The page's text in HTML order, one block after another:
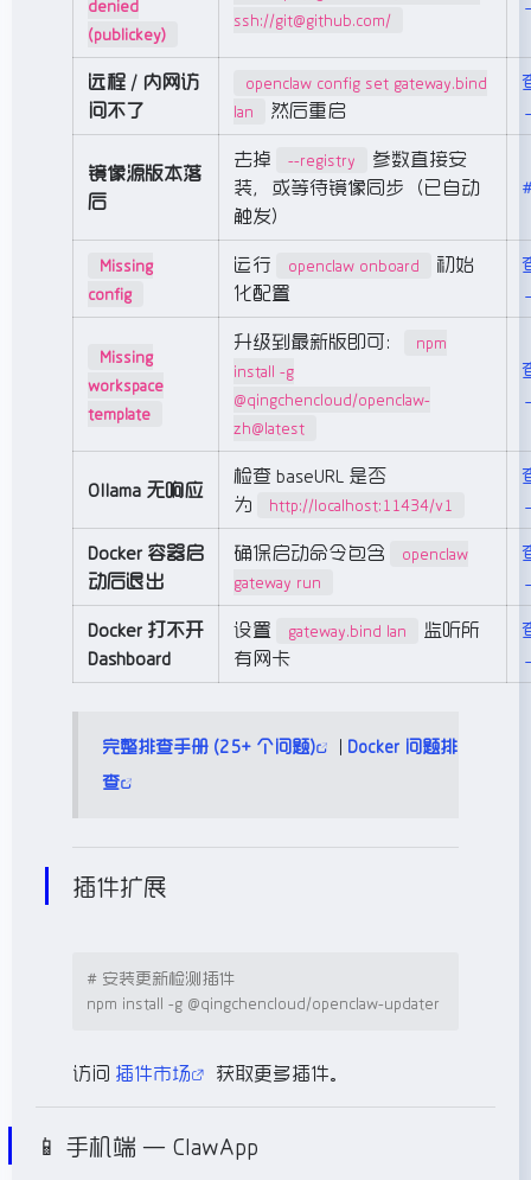
denied
(publickey)
ssh://git@github.com/
远程 / 内网访
问不了
openclaw config set gateway.bind
lan
然后重启
镜像源版本落
后
去掉 --registry
参数直接安
装，或等待镜像同步（已自动
触发）
Missing
config
运行 openclaw onboard
初始
化配置
Missing
workspace
template
升级到最新版即可：
npm
install -g
@qingchencloud/openclaw-
zh@latest
Ollama 无响应
检查 baseURL 是否
为
http://localhost:11434/v1
Docker 容器启
动后退出
确保启动命令包含
openclaw
gateway run
Docker 打不开
Dashboard
设置 gateway.bind lan
监听所
有网卡
完整排查手册 (25+ 个问题)
Docker 问题排
查
插件扩展
# 安装更新检测插件
npm install -g @qingchencloud/openclaw-updater
访问 插件市场 获取更多插件。
📱 手机端 — ClawApp